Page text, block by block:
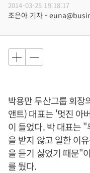
2014-03-25 19:18:17
조은아 기자 -
박용만 두산그룹 회장
앤트) 대표는 '멋진 아
이 들었다. 박 대표는
을 받지 않고 일한 이
을 듣기 싫었기 때문"
를 뒀다.